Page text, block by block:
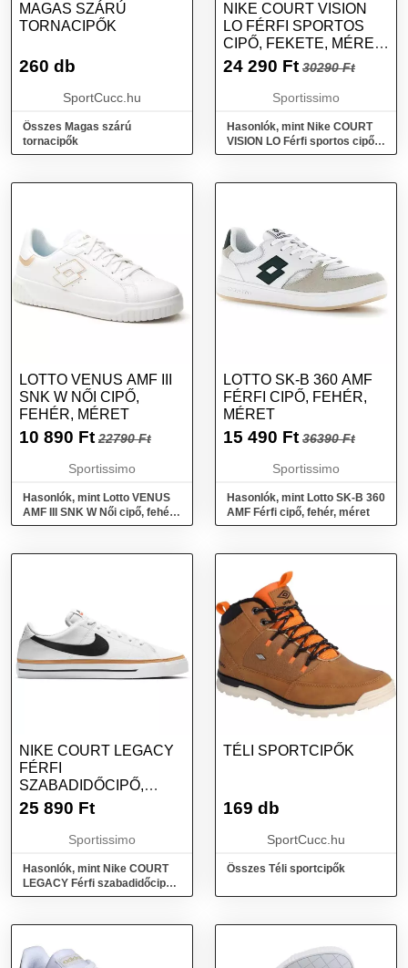
MAGAS SZÁRÚ
TORNACIPŐK
260 db
SportCucc.hu
Összes Magas szárú
tornacipők
NIKE COURT VISION
LO FÉRFI SPORTOS
CIPŐ, FEKETE, MÉRET
44.5
24 290 Ft 30290 Ft
Sportissimo
Hasonlók, mint Nike COURT
VISION LO Férfi sportos cipő,
fekete, méret 44.5
LOTTO VENUS AMF III
SNK W NŐI CIPŐ,
FEHÉR, MÉRET
10 890 Ft 22790 Ft
Sportissimo
Hasonlók, mint Lotto VENUS
AMF III SNK W Női cipő, fehér,
méret
LOTTO SK-B 360 AMF
FÉRFI CIPŐ, FEHÉR,
MÉRET
15 490 Ft 36390 Ft
Sportissimo
Hasonlók, mint Lotto SK-B 360
AMF Férfi cipő, fehér, méret
NIKE COURT LEGACY
FÉRFI
SZABADIDŐCIPŐ,
FEHÉR, MÉRET 45
25 890 Ft
Sportissimo
Hasonlók, mint Nike COURT
LEGACY Férfi szabadidőcipő,
fehér, méret 45
TÉLI SPORTCIPŐK
169 db
SportCucc.hu
Összes Téli sportcipők